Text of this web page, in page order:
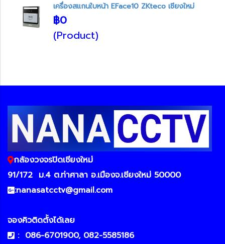
เครื่องสแกนใบหน้า EFace10 ZKteco เชียงใหม่
฿0
(Product)
กล้องวงจรปิดเชียงใหม่
91/172 ม.4 ต.ท่าศาลา อ.เมืองจ.เชียงใหม่ 50000
:nanasatcctv@gmail.com
จองคิวติดตั้งได้เลย
: 086-6701900, 082-5585186